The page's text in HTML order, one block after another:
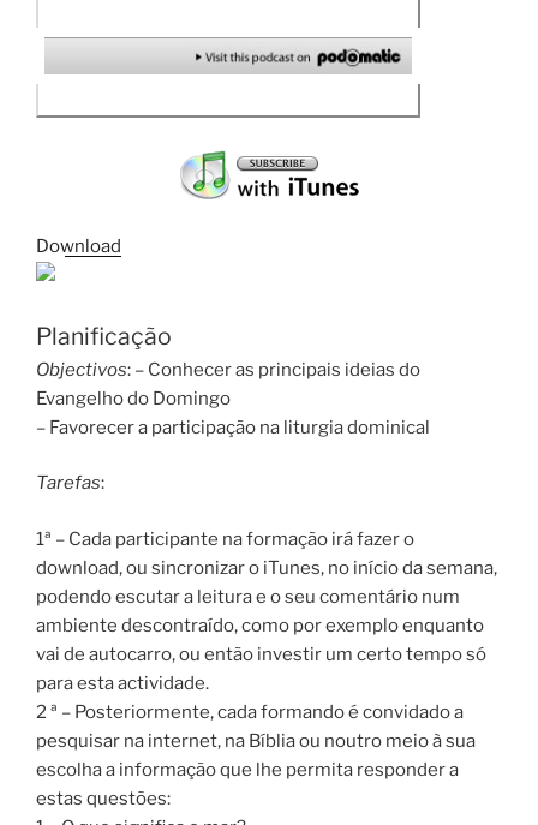
Download
Planificação
Objectivos: – Conhecer as principais ideias do
Evangelho do Domingo
– Favorecer a participação na liturgia dominical
Tarefas:
1ª – Cada participante na formação irá fazer o
download, ou sincronizar o iTunes, no início da semana,
podendo escutar a leitura e o seu comentário num
ambiente descontraído, como por exemplo enquanto
vai de autocarro, ou então investir um certo tempo só
para esta actividade.
2 ª – Posteriormente, cada formando é convidado a
pesquisar na internet, na Bíblia ou noutro meio à sua
escolha a informação que lhe permita responder a
estas questões: